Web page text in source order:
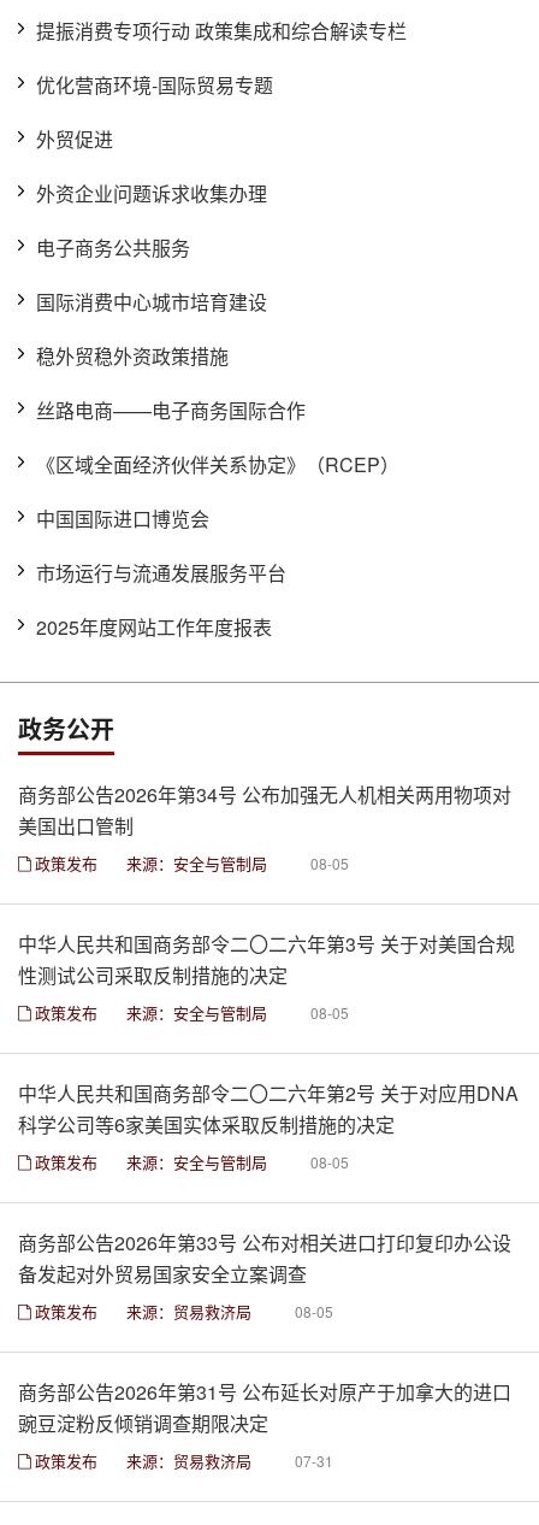
提振消费专项行动 政策集成和综合解读专栏
优化营商环境-国际贸易专题
外贸促进
外资企业问题诉求收集办理
电子商务公共服务
国际消费中心城市培育建设
稳外贸稳外资政策措施
丝路电商——电子商务国际合作
《区域全面经济伙伴关系协定》（RCEP）
中国国际进口博览会
市场运行与流通发展服务平台
2025年度网站工作年度报表
政务公开
商务部公告2026年第34号 公布加强无人机相关两用物项对
美国出口管制
政策发布 来源：安全与管制局 08-05
中华人民共和国商务部令二〇二六年第3号 关于对美国合规
性测试公司采取反制措施的决定
政策发布 来源：安全与管制局 08-05
中华人民共和国商务部令二〇二六年第2号 关于对应用DNA
科学公司等6家美国实体采取反制措施的决定
政策发布 来源：安全与管制局 08-05
商务部公告2026年第33号 公布对相关进口打印复印办公设
备发起对外贸易国家安全立案调查
政策发布 来源：贸易救济局 08-05
商务部公告2026年第31号 公布延长对原产于加拿大的进口
豌豆淀粉反倾销调查期限决定
政策发布 来源：贸易救济局 07-31